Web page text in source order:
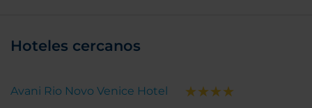
Hoteles cercanos
Avani Rio Novo Venice Hotel